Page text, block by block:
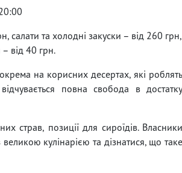
та холодні закуски – від 260 грн,
від 40 грн.
на корисних десертах, які роблять
повна свобода в достатку
страв, позиції для сироїдів. Власники
кулінарією та дізнатися, що таке